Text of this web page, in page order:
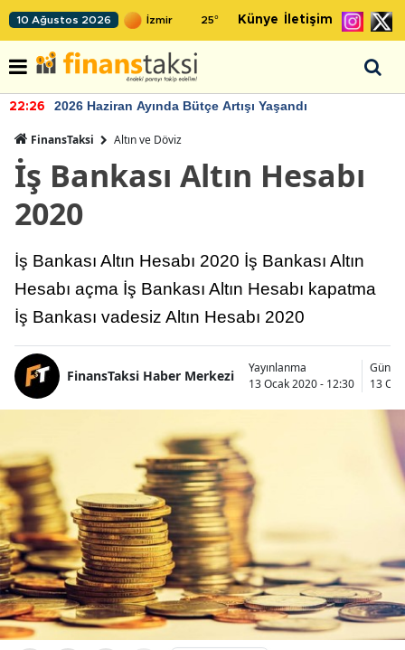
10 Ağustos 2026 25° Künye İletişim
22:26 2026 Haziran Ayında Bütçe Artışı Yaşandı
FinansTaksi Altın ve Döviz
İş Bankası Altın Hesabı
2020
İş Bankası Altın Hesabı 2020 İş Bankası Altın
Hesabı açma İş Bankası Altın Hesabı kapatma
İş Bankası vadesiz Altın Hesabı 2020
FinansTaksi Haber Merkezi
Yayınlanma
13 Ocak 2020 - 12:30
13